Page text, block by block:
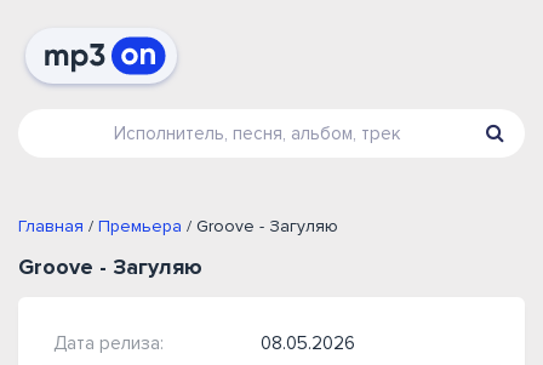
Главная / Премьера / Groove - Загуляю
Groove - Загуляю
Дата релиза: 08.05.2026